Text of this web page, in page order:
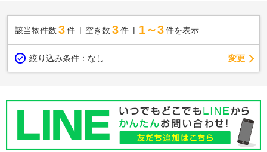
該当物件数 3件 空き数 3 件 1～3 件を表示
絞り込み条件： なし 変更